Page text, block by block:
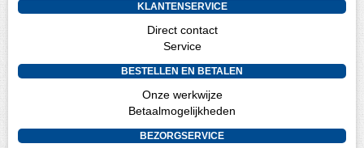
KLANTENSERVICE
Direct contact
Service
BESTELLEN EN BETALEN
Onze werkwijze
Betaalmogelijkheden
BEZORGSERVICE